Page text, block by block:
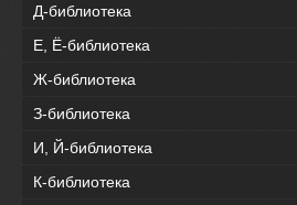
Д-библиотека
Е, Ё-библиотека
Ж-библиотека
З-библиотека
И, Й-библиотека
К-библиотека